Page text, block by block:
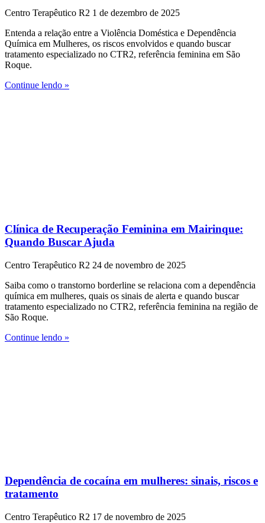
Centro Terapêutico R2 1 de dezembro de 2025
Entenda a relação entre a Violência Doméstica e Dependência
Química em Mulheres, os riscos envolvidos e quando buscar
tratamento especializado no CTR2, referência feminina em São
Roque.
Continue lendo »
Clínica de Recuperação Feminina em Mairinque:
Quando Buscar Ajuda
Centro Terapêutico R2 24 de novembro de 2025
Saiba como o transtorno borderline se relaciona com a dependência
química em mulheres, quais os sinais de alerta e quando buscar
tratamento especializado no CTR2, referência feminina na região de
São Roque.
Continue lendo »
Dependência de cocaína em mulheres: sinais, riscos e
tratamento
Centro Terapêutico R2 17 de novembro de 2025